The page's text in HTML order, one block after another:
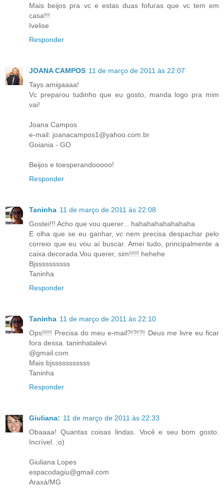
Mais beijos pra vc e estas duas fofuras que vc tem em
casa!!!
Ivelise
Responder
JOANA CAMPOS 11 de março de 2011 às 22:07
Tays amigaaaa!
Vc preparou tudinho que eu gosto, manda logo pra mim
vai!
Joana Campos
e-mail: joanacampos1@yahoo.com.br
Goiania - GO
Beijos e toesperandooooo!
Responder
Taninha 11 de março de 2011 às 22:08
Gostei!!! Acho que vou querer... hahahahahahahaha
E olha que se eu ganhar, vc nem precisa despachar pelo
correio que eu vou aí buscar. Amei tudo, principalmente a
caixa decorada.Vou querer, sim!!!!! hehehe
Bjssssssssss
Taninha
Responder
Taninha 11 de março de 2011 às 22:10
Ops!!!!! Precisa do meu e-mail?!?!?! Deus me livre eu ficar
fora dessa. taninhatalevi
@gmail.com
Mais bjsssssssssss
Taninha
Responder
Giuliana: 11 de março de 2011 às 22:33
Obaaaa! Quantas coisas lindas. Você e seu bom gosto.
Incrível. ;o)
Giuliana Lopes
espacodagiu@gmail.com
Araxá/MG